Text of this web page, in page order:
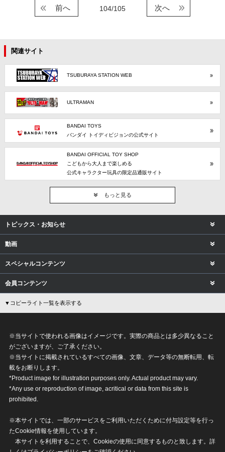
104/105
前へ 次へ
関連サイト
TSUBURAYA STATION WEB
ULTRAMAN
BANDAI TOYS
バンダイ トイディビジョンの公式サイト
BANDAI OFFICIAL TOY SHOP
こどもから大人まで楽しめる
公式キャラクター玩具の限定品通販サイト
もっと見る
トピックス・お知らせ
動画
スペシャルコンテンツ
会員コンテンツ
▼コピーライト一覧を表示する
※当サイトで使われる画像はイメージです。実際の商品とは多少異なること
がございますが、ご了承ください。
※当サイトに掲載されているすべての画像、文章、データ等の無断転用、転
載をお断りします。
*Product image for illustration purposes only. Actual product may vary.
*Any use or reproduction of image, acritical or data from this site is
prohibited.
※本サイトでは、一部のサービスをご利用いただくために付与設定等を行っ
たCookie情報を使用しています。
本サイトを利用することで、Cookieの使用に同意するものと致します。詳